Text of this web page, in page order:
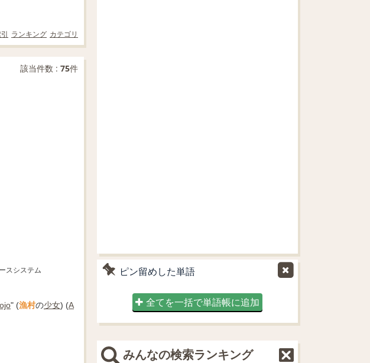
ランキング カテゴリ
該当件数 : 75件
スシステム
" (漁村の少女) (A
ピン留めした単語
全てを一括で単語帳に追加
みんなの検索ランキング